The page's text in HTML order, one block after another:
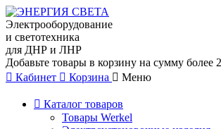
Электрооборудование
и светотехника
для ДНР и ЛНР
Добавьте товары в корзину на сумму
Кабинет
Корзина Меню
Каталог товаров
Товары Werkel